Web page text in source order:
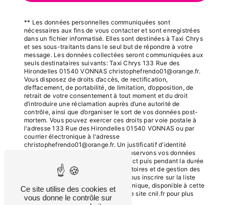
** Les données personnelles communiquées sont
nécessaires aux fins de vous contacter et sont enregistrées
dans un fichier informatisé. Elles sont destinées à Taxi Chrys
et ses sous-traitants dans le seul but de répondre à votre
message. Les données collectées seront communiquées aux
seuls destinataires suivants: Taxi Chrys 133 Rue des
Hirondelles 01540 VONNAS christophefrendo01@orange.fr.
Vous disposez de droits d’accès, de rectification,
d’effacement, de portabilité, de limitation, d’opposition, de
retrait de votre consentement à tout moment et du droit
d’introduire une réclamation auprès d’une autorité de
contrôle, ainsi que d’organiser le sort de vos données post-
mortem. Vous pouvez exercer ces droits par voie postale à
l'adresse 133 Rue des Hirondelles 01540 VONNAS ou par
courrier électronique à l'adresse
christophefrendo01@orange.fr. Un justificatif d'identité
pourra vous être demandé. Nous conservons vos données
pendant la période de prise de contact puis pendant la durée
de prescription légale aux fins probatoires et de gestion des
contentieux. Vous avez le droit de vous inscrire sur la liste
d'opposition au démarchage téléphonique, disponible à cette
adresse:Bloctel.gouv.fr. Consultez le site cnil.fr pour plus
d’informations sur vos droits.
Ce site utilise des cookies et
vous donne le contrôle sur